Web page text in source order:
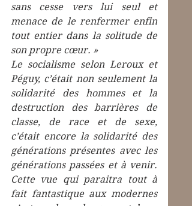
sans cesse vers lui seul et
menace de le renfermer enfin
tout entier dans la solitude de
son propre cœur. »
Le socialisme selon Leroux et
Péguy, c’était non seulement la
solidarité des hommes et la
destruction des barrières de
classe, de race et de sexe,
c’était encore la solidarité des
générations présentes avec les
générations passées et à venir.
Cette vue qui paraitra tout à
fait fantastique aux modernes